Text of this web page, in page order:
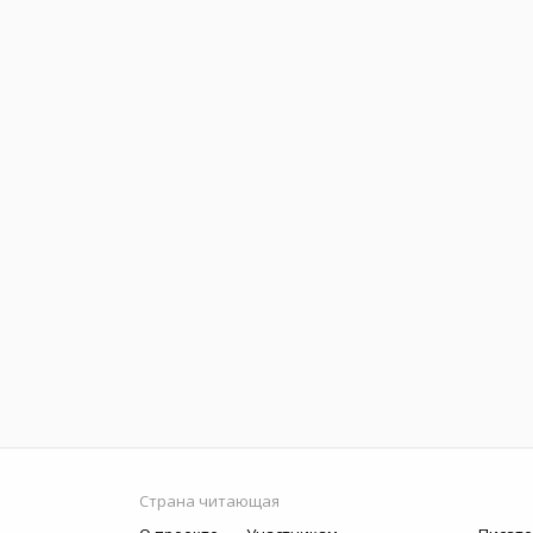
Страна читающая